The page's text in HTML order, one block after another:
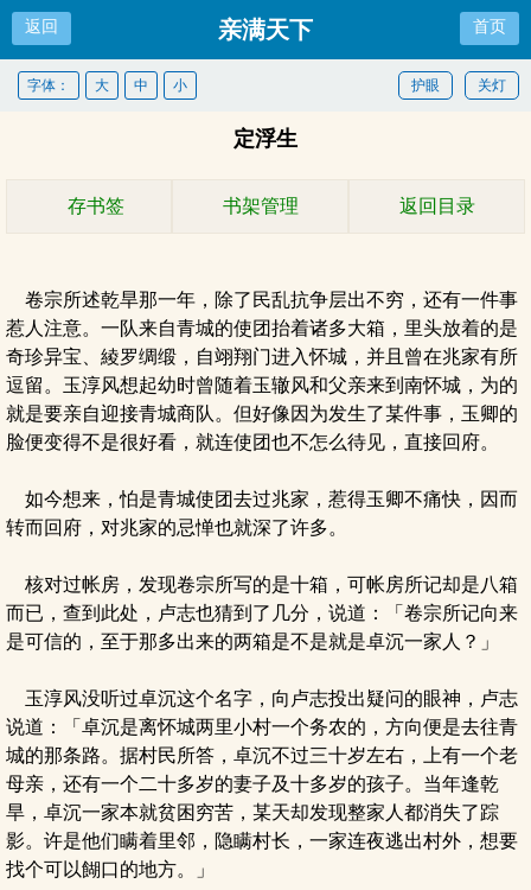
返回 亲满天下 首页
关灯
护眼
字体： 大 中 小
定浮生
存书签 书架管理 返回目录
卷宗所述乾旱那一年，除了民乱抗争层出不穷，还有一件事
惹人注意。一队来自青城的使团抬着诸多大箱，里头放着的是
奇珍异宝、綾罗绸缎，自翊翔门进入怀城，并且曾在兆家有所
逗留。玉淳风想起幼时曾随着玉辙风和父亲来到南怀城，为的
就是要亲自迎接青城商队。但好像因为发生了某件事，玉卿的
脸便变得不是很好看，就连使团也不怎么待见，直接回府。
如今想来，怕是青城使团去过兆家，惹得玉卿不痛快，因而
转而回府，对兆家的忌惮也就深了许多。
核对过帐房，发现卷宗所写的是十箱，可帐房所记却是八箱
而已，查到此处，卢志也猜到了几分，说道：「卷宗所记向来
是可信的，至于那多出来的两箱是不是就是卓沉一家人？」
玉淳风没听过卓沉这个名字，向卢志投出疑问的眼神，卢志
说道：「卓沉是离怀城两里小村一个务农的，方向便是去往青
城的那条路。据村民所答，卓沉不过三十岁左右，上有一个老
母亲，还有一个二十多岁的妻子及十多岁的孩子。当年逢乾
旱，卓沉一家本就贫困穷苦，某天却发现整家人都消失了踪
影。许是他们瞒着里邻，隐瞒村长，一家连夜逃出村外，想要
找个可以餬口的地方。」